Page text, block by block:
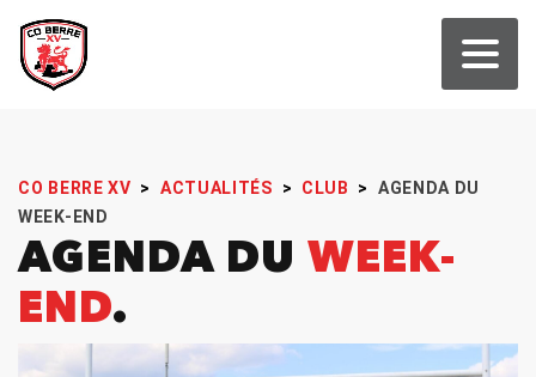
CO BERRE XV > ACTUALITÉS > CLUB >
AGENDA DU
WEEK-END
AGENDA DU WEEK-
END